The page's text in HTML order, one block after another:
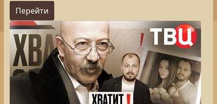
Перейти